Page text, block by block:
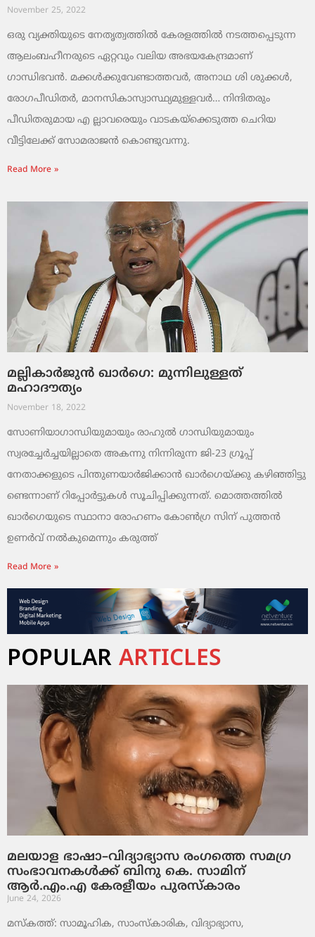
November 25, 2022
ഒരു വ്യക്തിയുടെ നേതൃത്വത്തില്‍ കേരളത്തില്‍ നടത്തപ്പെടുന്ന
ആലംബഹീനരുടെ ഏറ്റവും വലിയ അഭയകേന്ദ്രമാണ്
ഗാന്ധിഭവന്‍. മക്കള്‍ക്കുവേണ്ടാത്തവര്‍, അനാഥ ശി ശുക്കള്‍,
രോഗപീഡിതര്‍, മാനസികാസ്വാസ്ഥ്യമുള്ളവര്‍… നിന്ദിതരും
പീഡിതരുമായ എ ല്ലാവരെയും വാടകയ്‌ക്കെടുത്ത ചെറിയ
വീട്ടിലേക്ക് സോമരാജന്‍ കൊണ്ടുവന്നു.
Read More »
മല്ലികാര്‍ജുന്‍ ഖാര്‍ഗെ: മുന്നിലുള്ളത്
മഹാദൗത്യം
November 18, 2022
സോണിയാഗാന്ധിയുമായും രാഹുല്‍ ഗാന്ധിയുമായും
സ്വരച്ചേര്‍ച്ചയില്ലാതെ അകന്നു നിന്നിരുന്ന ജി-23 ഗ്രൂപ്പ്
നേതാക്കളുടെ പിന്തുണയാര്‍ജിക്കാന്‍ ഖാര്‍ഗെയ്ക്കു കഴിഞ്ഞിട്ടു
ണ്ടെന്നാണ് റിപ്പോര്‍ട്ടുകള്‍ സൂചിപ്പിക്കുന്നത്. മൊത്തത്തില്‍
ഖാര്‍ഗെയുടെ സ്ഥാനാ രോഹണം കോണ്‍ഗ്ര സിന് പുത്തന്‍
ഉണര്‍വ് നല്‍കുമെന്നും കരുത്ത്
Read More »
POPULAR ARTICLES
മലയാള ഭാഷാ–വിദ്യാഭ്യാസ രംഗത്തെ സമഗ്ര
സംഭാവനകൾക്ക് ബിനു കെ. സാമിന്
ആർ.എം.എ കേരളീയം പുരസ്‌കാരം
June 24, 2026
മസ്കത്ത്: സാമൂഹിക, സാംസ്‌കാരിക, വിദ്യാഭ്യാസ,